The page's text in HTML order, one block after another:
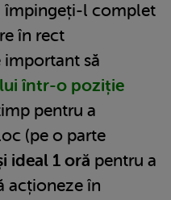
împingeți-l complet
în rect
important să
într-o poziție
pentru a
(pe o parte
ideal 1 oră pentru a
acționeze în